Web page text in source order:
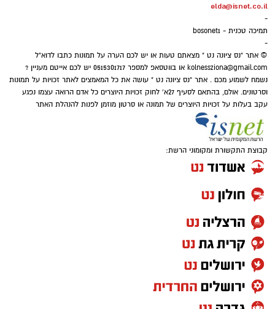
elda@isnet.co.il
-
תמיכה טכנית - bosonet1
-
© אתר "נס ציונה נט " מצאתם טעות או יש לכם הערה על תמונות כתבו לדוא"ל
kolnessziona@gmail.com
או בווטסאפ למספר 0515301717 יש לכם אייטם מעניין ?
נשמח לשמוע מכם . אתר "נס ציונה נט " עושה את כל המאמצים לאתר זכויות על תמונות
וסרטונים. אולם, בהתאם לסעיף 27א' לחוק זכויות היוצרים כל אדם הרואה עצמו נפגע
עקב בעלות על זכויות היוצרים של תמונה או סרטון מוזמן לפנות להנהלת האתר
קבוצת התקשורת ומקומוני הרשת: